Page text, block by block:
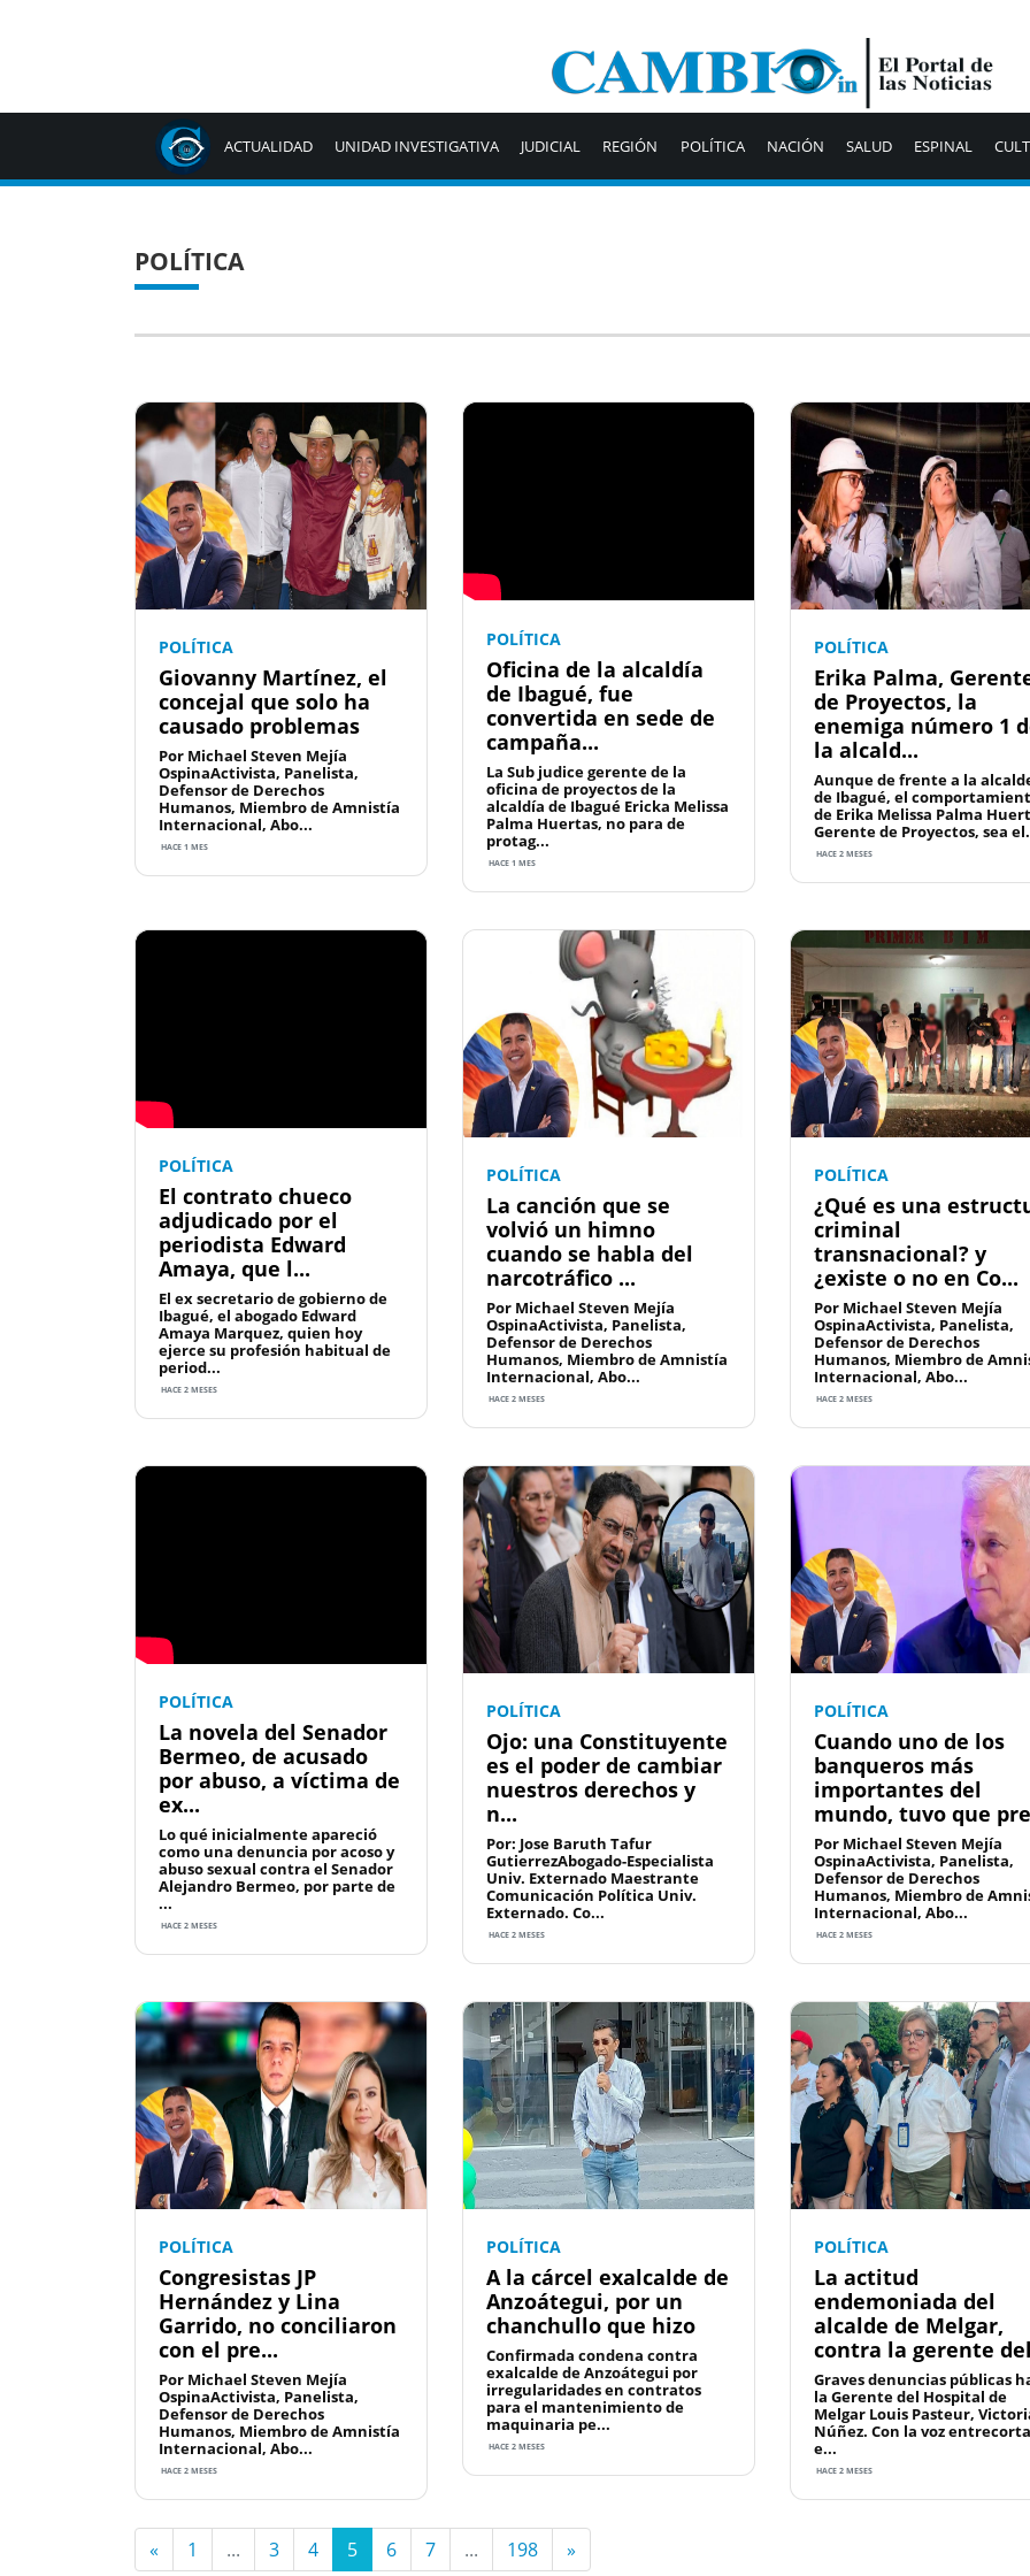
ACTUALIDAD UNIDAD INVESTIGATIVA JUDICIAL REGIÓN POLÍTICA NACIÓN SALUD ESPINAL
POLÍTICA
POLÍTICA
Giovanny Martínez, el
concejal que solo ha
causado problemas
Por Michael Steven Mejía
OspinaActivista, Panelista,
Defensor de Derechos
Humanos, Miembro de Amnistía
Internacional, Abo...
HACE 1 MES
POLÍTICA
Oficina de la alcaldía
de Ibagué, fue
convertida en sede de
campaña...
La Sub judice gerente de la
oficina de proyectos de la
alcaldía de Ibagué Ericka Melissa
Palma Huertas, no para de
protag...
HACE 1 MES
POLÍTICA
Erika Palma,
de Proyectos, la
enemiga número 1
la alcald...
Aunque de frente a la
de Ibagué, el
de Erika Melissa Palma
Gerente de Proyectos, sea
HACE 2 MESES
POLÍTICA
El contrato chueco
adjudicado por el
periodista Edward
Amaya, que l...
El ex secretario de gobierno de
Ibagué, el abogado Edward
Amaya Marquez, quien hoy
ejerce su profesión habitual de
period...
HACE 2 MESES
POLÍTICA
La canción que se
volvió un himno
cuando se habla del
narcotráfico ...
Por Michael Steven Mejía
OspinaActivista, Panelista,
Defensor de Derechos
Humanos, Miembro de Amnistía
Internacional, Abo...
HACE 2 MESES
POLÍTICA
¿Qué es una
criminal
transnacional? y
¿existe o no en Co...
Por Michael Steven Mejía
OspinaActivista, Panelista,
Defensor de Derechos
Humanos, Miembro de
Internacional, Abo...
HACE 2 MESES
POLÍTICA
La novela del Senador
Bermeo, de acusado
por abuso, a víctima de
ex...
Lo qué inicialmente apareció
como una denuncia por acoso y
abuso sexual contra el Senador
Alejandro Bermeo, por parte de
...
HACE 2 MESES
POLÍTICA
Ojo: una Constituyente
es el poder de cambiar
nuestros derechos y
n...
Por: Jose Baruth Tafur
GutierrezAbogado-Especialista
Univ. Externado Maestrante
Comunicación Política Univ.
Externado. Co...
HACE 2 MESES
POLÍTICA
Cuando uno de los
banqueros más
importantes del
mundo, tuvo que
Por Michael Steven Mejía
OspinaActivista, Panelista,
Defensor de Derechos
Humanos, Miembro de
Internacional, Abo...
HACE 2 MESES
POLÍTICA
Congresistas JP
Hernández y Lina
Garrido, no conciliaron
con el pre...
Por Michael Steven Mejía
OspinaActivista, Panelista,
Defensor de Derechos
Humanos, Miembro de Amnistía
Internacional, Abo...
HACE 2 MESES
POLÍTICA
A la cárcel exalcalde de
Anzoátegui, por un
chanchullo que hizo
Confirmada condena contra
exalcalde de Anzoátegui por
irregularidades en contratos
para el mantenimiento de
maquinaria pe...
HACE 2 MESES
POLÍTICA
La actitud
endemoniada del
alcalde de Melgar,
contra la gerente
Graves denuncias públicas
la Gerente del Hospital de
Melgar Louis Pasteur,
Núñez. Con la voz
e...
HACE 2 MESES
« 1 ... 3 4 5 6 7 ... 198 »